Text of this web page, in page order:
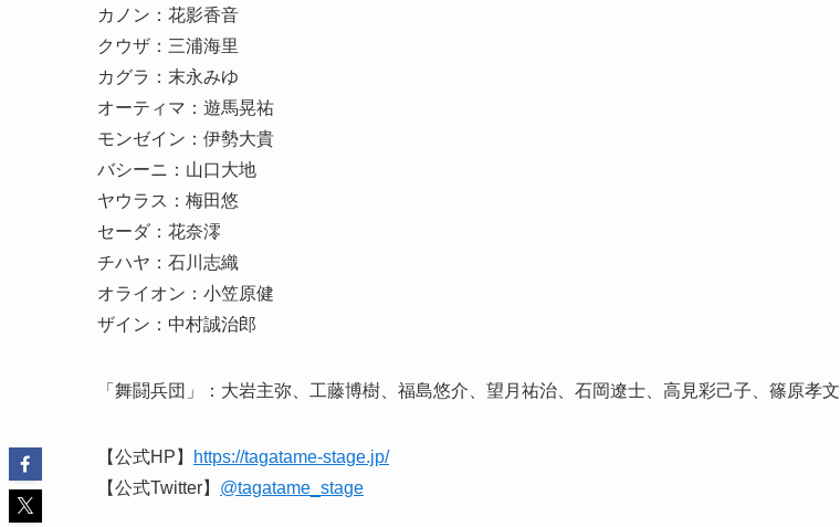
カノン：花影香音
クウザ：三浦海里
カグラ：末永みゆ
オーティマ：遊馬晃祐
モンゼイン：伊勢大貴
バシーニ：山口大地
ヤウラス：梅田悠
セーダ：花奈澪
チハヤ：石川志織
オライオン：小笠原健
ザイン：中村誠治郎
「舞闘兵団」：大岩主弥、工藤博樹、福島悠介、望月祐治、石岡遼士、高見彩己子、篠原孝文
【公式HP】
https://tagatame-stage.jp/
【公式Twitter】 @tagatame_stage